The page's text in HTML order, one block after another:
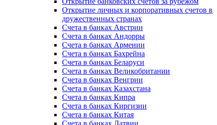
Открытие личных и корпоративных счетов в
дружественных странах
Счета в банках Австрии
Счета в банках Андорры
Счета в банках Армении
Счета в банках Бахрейна
Счета в банках Беларуси
Счета в банках Великобритании
Счета в банках Венгрии
Счета в банках Казахстана
Счета в банках Кипра
Счета в банках Киргизии
Счета в банках Китая
Счета в банках Латвии